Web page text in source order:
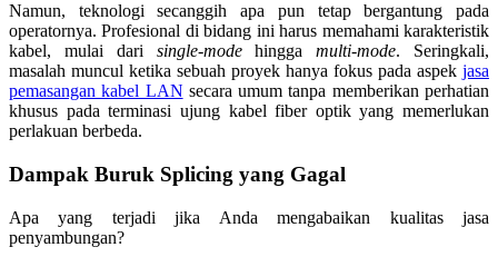
Namun, teknologi secanggih apa pun tetap bergantung pada
operatornya. Profesional di bidang ini harus memahami karakteristik
kabel, mulai dari single-modehinggamulti-mode. Seringkali,
masalah muncul ketika sebuah proyek hanya fokus pada aspek jasa
pemasangan kabel LAN secara umum tanpa memberikan perhatian
khusus pada terminasi ujung kabel fiber optik yang memerlukan
perlakuan berbeda.
Dampak Buruk Splicing yang Gagal
Apa yang terjadi jika Anda mengabaikan kualitas jasa
penyambungan?